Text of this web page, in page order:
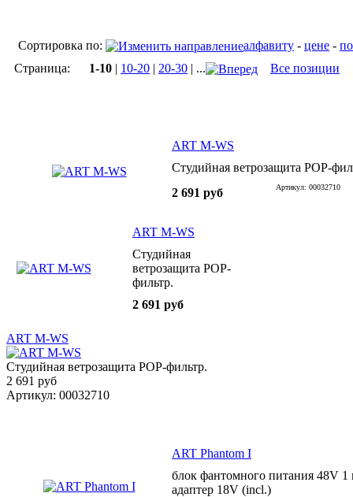
Сортировка по: алфавиту - цене -
Страница:
1-10 | 10-20 | 20-30 | ... Все позиции
ART M-WS
Студийная ветрозащита POP-
2 691 руб
Артикул: 00032710
ART M-WS
Студийная
ветрозащита POP-
фильтр.
2 691 руб
ART M-WS
Студийная ветрозащита POP-фильтр.
2 691 руб
Артикул: 00032710
ART Phantom I
блок фантомного питания 48V 1
адаптер 18V (incl.)